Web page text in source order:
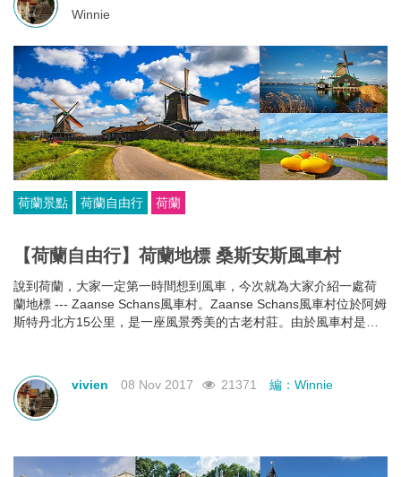
Winnie
荷蘭景點 荷蘭自由行 荷蘭
【荷蘭自由行】荷蘭地標 桑斯安斯風車村
說到荷蘭，大家一定第一時間想到風車，今次就為大家介紹一處荷
蘭地標 --- Zaanse Schans風車村。Zaanse Schans風車村位於阿姆
斯特丹北方15公里，是一座風景秀美的古老村莊。由於風車村是荷
vivien 08 Nov 2017 21371 編：Winnie